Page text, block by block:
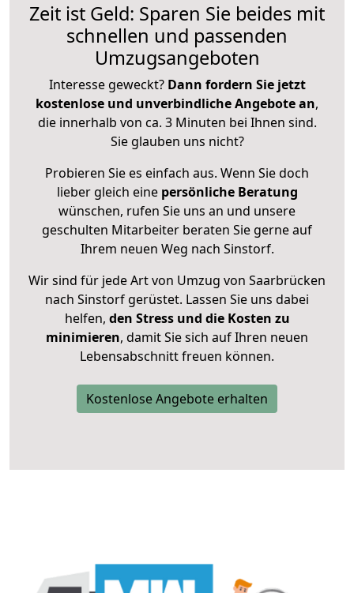
Zeit ist Geld: Sparen Sie beides mit
schnellen und passenden
Umzugsangeboten
Interesse geweckt? Dann fordern Sie jetzt
kostenlose und unverbindliche Angebote an,
die innerhalb von ca. 3 Minuten bei Ihnen sind.
Sie glauben uns nicht?
Probieren Sie es einfach aus. Wenn Sie doch
lieber gleich eine persönliche Beratung
wünschen, rufen Sie uns an und unsere
geschulten Mitarbeiter beraten Sie gerne auf
Ihrem neuen Weg nach Sinstorf.
Wir sind für jede Art von Umzug von Saarbrücken
nach Sinstorf gerüstet. Lassen Sie uns dabei
helfen, den Stress und die Kosten zu
minimieren, damit Sie sich auf Ihren neuen
Lebensabschnitt freuen können.
Kostenlose Angebote erhalten